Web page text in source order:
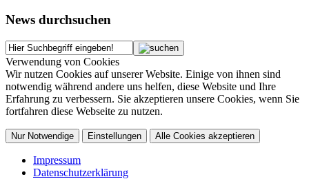
News durchsuchen
Verwendung von Cookies
Wir nutzen Cookies auf unserer Website. Einige von ihnen sind
notwendig während andere uns helfen, diese Website und Ihre
Erfahrung zu verbessern. Sie akzeptieren unsere Cookies, wenn Sie
fortfahren diese Webseite zu nutzen.
Nur Notwendige Einstellungen Alle Cookies akzeptieren
Impressum
Datenschutzerklärung